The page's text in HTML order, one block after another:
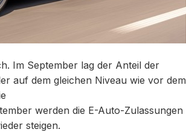
Im September lag der Anteil der
auf dem gleichen Niveau wie vor dem
werden die E-Auto-Zulassungen
steigen.